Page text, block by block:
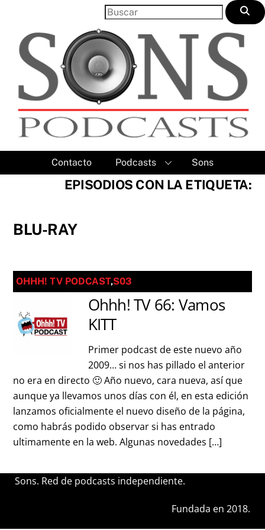
content
Contacto Podcasts Sons
EPISODIOS CON LA ETIQUETA:
BLU-RAY
OHHH! TV PODCAST,S03
Ohhh! TV 66: Vamos
KITT
Primer podcast de este nuevo año
2009… si nos has pillado el anterior
no era en directo 🙂 Año nuevo, cara nueva, así que
aunque ya llevamos unos días con él, en esta edición
lanzamos oficialmente el nuevo diseño de la página,
como habrás podido observar si has entrado
ultimamente en la web. Algunas novedades […]
Sons. Red de podcasts independiente.
Fundada en 2018.